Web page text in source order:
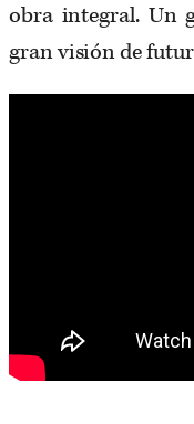
obra integral. Un
gran visión de